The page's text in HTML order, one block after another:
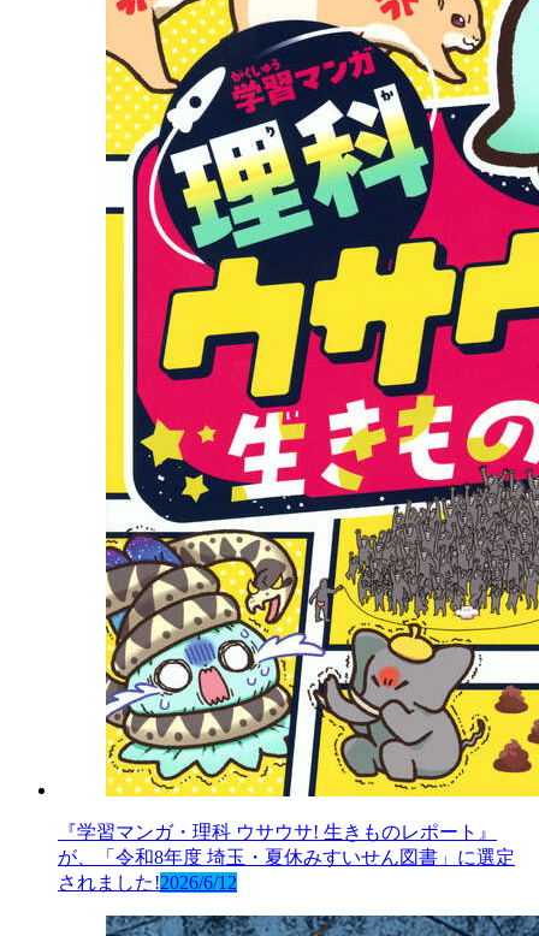
『学習マンガ・理科 ウサウサ! 生きものレポート』
が、「令和8年度 埼玉・夏休みすいせん図書」に選定
されました!2026/6/12